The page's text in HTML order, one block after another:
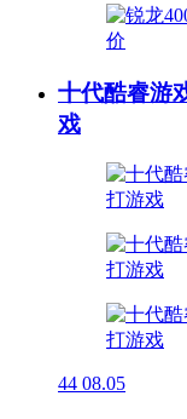
十代酷睿游
戏
44 08.05